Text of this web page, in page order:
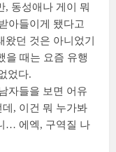
, 동성애나 게이 뭐
아들이게 됐다고
던 것은 아니었기
을 때는 요즘 유행
었다.
자들을 보면 어유
, 이건 뭐 누가봐
… 에엑, 구역질 나